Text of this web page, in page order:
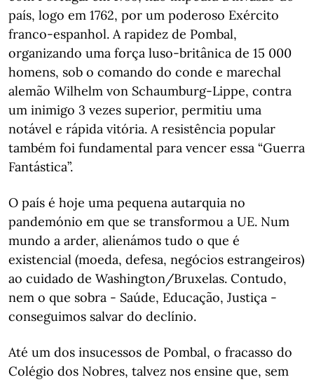
país, logo em 1762, por um poderoso Exército
franco-espanhol. A rapidez de Pombal,
organizando uma força luso-britânica de 15 000
homens, sob o comando do conde e marechal
alemão Wilhelm von Schaumburg-Lippe, contra
um inimigo 3 vezes superior, permitiu uma
notável e rápida vitória. A resistência popular
também foi fundamental para vencer essa “Guerra
Fantástica”.
O país é hoje uma pequena autarquia no
pandemónio em que se transformou a UE. Num
mundo a arder, alienámos tudo o que é
existencial (moeda, defesa, negócios estrangeiros)
ao cuidado de Washington/Bruxelas. Contudo,
nem o que sobra - Saúde, Educação, Justiça -
conseguimos salvar do declínio.
Até um dos insucessos de Pombal, o fracasso do
Colégio dos Nobres, talvez nos ensine que, sem